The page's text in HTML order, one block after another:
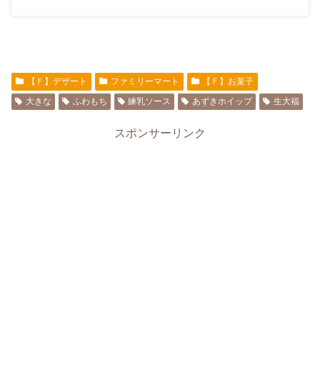
【Ｆ】デザート ファミリーマート
【Ｆ】お菓子
大きな
ふわもち 練乳ソース あずきホイップ 生大福
スポンサーリンク